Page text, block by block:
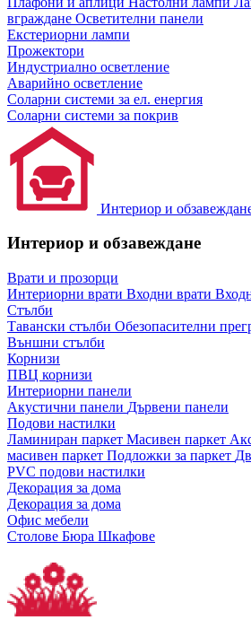
вграждане Осветителни панели
Екстериорни лампи
Прожектори
Индустриално осветление
Аварийно осветление
Соларни системи за ел. енергия
Соларни системи за покрив
Интериор и
Интериор и обзавеждане
Врати и прозорци
Интериорни врати Входни врати
Стълби
Тавански стълби Обезопасителни
Външни стълби
Корнизи
ПВЦ корнизи
Интериорни панели
Акустични панели Дървени панели
Подови настилки
Ламиниран паркет Масивен паркет
масивен паркет Подложки за паркет
PVC подови настилки
Декорация за дома
Декорация за дома
Офис мебели
Столове Бюра Шкафове